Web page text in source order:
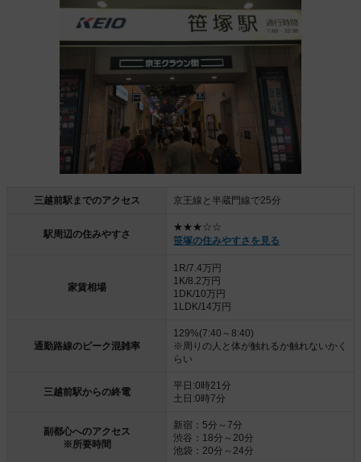
三越前駅までのアクセス 京王線と半蔵門線で25分
駅周辺の住みやすさ
★★★☆☆
笹塚の住みやすさを見る
家賃相場
1R/7.4万円
1K/8.2万円
1DK/10万円
1LDK/14万円
通勤路線のピーク混雑率
129%(7:40～8:40)
※周りの人と体が触れるか触れないかく
らい
三越前駅からの終電
平日:0時21分
土日:0時7分
副都心へのアクセス
※所要時間
新宿：5分～7分
渋谷：18分～20分
池袋：20分～24分